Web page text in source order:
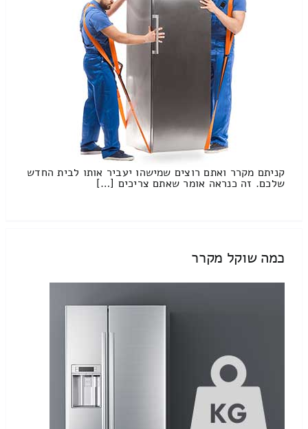
קניתם מקרר ואתם רוצים שמישהו יעביר אותו לבית החדש
שלכם. זה כנראה אומר שאתם צריכים […]
כמה שוקל מקרר